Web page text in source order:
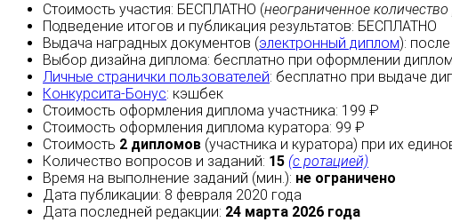
Стоимость участия: БЕСПЛАТНО (неограниченное количество
Подведение итогов и публикация результатов: БЕСПЛАТНО
Выдача наградных документов (электронный диплом):
Выбор дизайна диплома: бесплатно при оформлении
Личные странички пользователей: бесплатно при выдаче
Конкурсита-Бонус: кэшбек
Стоимость оформления диплома участника: 199 ₽
Стоимость оформления диплома куратора: 99 ₽
Стоимость 2 дипломов (участника и куратора) при их
Количество вопросов и заданий: 15 (с ротацией)
Время на выполнение заданий (мин.): не ограничено
Дата публикации: 8 февраля 2020 года
Дата последней редакции: 24 марта 2026 года